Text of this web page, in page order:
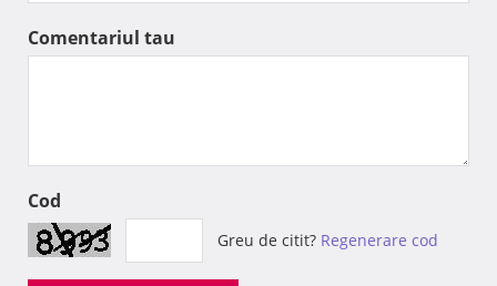
Comentariul tau
Cod
Greu de citit? Regenerare cod